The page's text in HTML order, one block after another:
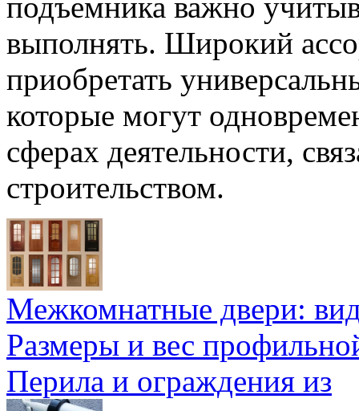
выполнять. Широкий
приобретать
которые могут
сферах деятельности,
строительством.
Межкомнатные двери:
Размеры и вес
Перила и ограждения из